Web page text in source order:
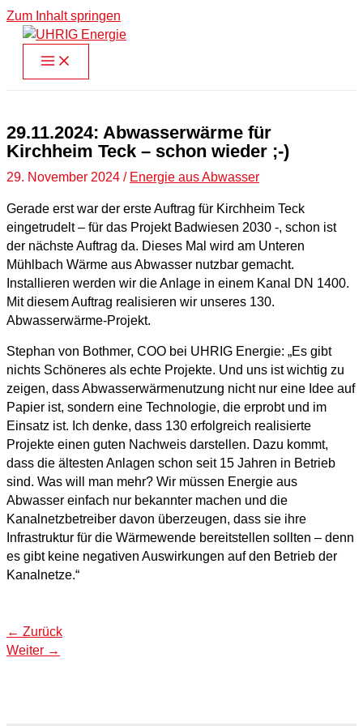
Zum Inhalt springen
29.11.2024: Abwasserwärme für
Kirchheim Teck – schon wieder ;-)
29. November 2024 / Energie aus Abwasser
Gerade erst war der erste Auftrag für Kirchheim Teck
eingetrudelt – für das Projekt Badwiesen 2030 -, schon ist
der nächste Auftrag da. Dieses Mal wird am Unteren
Mühlbach Wärme aus Abwasser nutzbar gemacht.
Installieren werden wir die Anlage in einem Kanal DN 1400.
Mit diesem Auftrag realisieren wir unseres 130.
Abwasserwärme-Projekt.
Stephan von Bothmer, COO bei UHRIG Energie: „Es gibt
nichts Schöneres als echte Projekte. Und uns ist wichtig zu
zeigen, dass Abwasserwärmenutzung nicht nur eine Idee auf
Papier ist, sondern eine Technologie, die erprobt und im
Einsatz ist. Ich denke, dass 130 erfolgreich realisierte
Projekte einen guten Nachweis darstellen. Dazu kommt,
dass die ältesten Anlagen schon seit 15 Jahren in Betrieb
sind. Was will man mehr? Wir müssen Energie aus
Abwasser einfach nur bekannter machen und die
Kanalnetzbetreiber davon überzeugen, dass sie ihre
Infrastruktur für die Wärmewende bereitstellen sollten – denn
es gibt keine negativen Auswirkungen auf den Betrieb der
Kanalnetze.“
← Zurück
Weiter →